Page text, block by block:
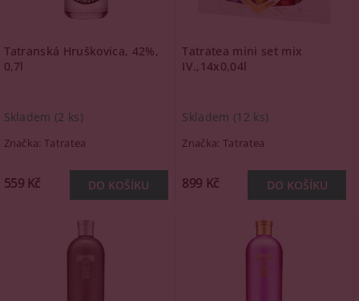
Tatranská Hruškovica, 42%,
0,7l
Skladem (2 ks)
Značka:Tatratea
559 Kč
Tatratea mini set mix
IV.,14x0,04l
Skladem (12 ks)
Značka: Tatratea
899 Kč